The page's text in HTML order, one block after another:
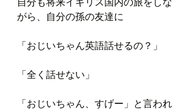
がら、自分の孫の友達に
「おじいちゃん英語話せるの？」
「全く話せない」
「おじいちゃん、すげー」と言われ